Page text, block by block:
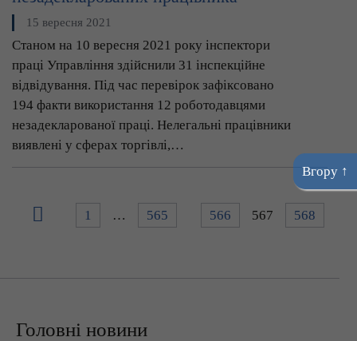
15 вересня 2021
Станом на 10 вересня 2021 року інспектори
праці Управління здійснили 31 інспекційне
відвідування. Під час перевірок зафіксовано
194 факти використання 12 роботодавцями
незадекларованої праці. Нелегальні працівники
виявлені у сферах торгівлі,…
1 … 565 566 567 568
Головні новини
Вгору ↑